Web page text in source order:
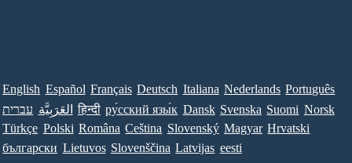
English Español Français Deutsch Italiana Nederlands Português
עברית العَرَبِيَّة हिन्दी ру́сский язы́к Dansk Svenska Suomi Norsk
Türkçe Polski Româna Ceština Slovenský Magyar Hrvatski
български Lietuvos Slovenščina Latvijas eesti